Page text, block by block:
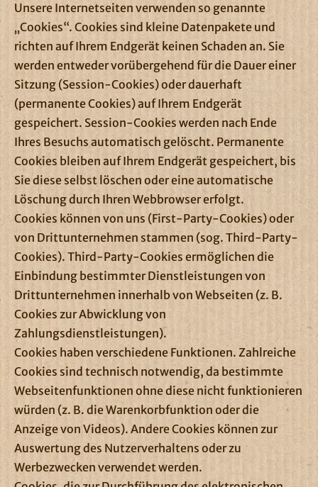
Unsere Internetseiten verwenden so genannte
„Cookies“. Cookies sind kleine Datenpakete und
richten auf Ihrem Endgerät keinen Schaden an. Sie
werden entweder vorübergehend für die Dauer einer
Sitzung (Session-Cookies) oder dauerhaft
(permanente Cookies) auf Ihrem Endgerät
gespeichert. Session-Cookies werden nach Ende
Ihres Besuchs automatisch gelöscht. Permanente
Cookies bleiben auf Ihrem Endgerät gespeichert, bis
Sie diese selbst löschen oder eine automatische
Löschung durch Ihren Webbrowser erfolgt.
Cookies können von uns (First-Party-Cookies) oder
von Drittunternehmen stammen (sog. Third-Party-
Cookies). Third-Party-Cookies ermöglichen die
Einbindung bestimmter Dienstleistungen von
Drittunternehmen innerhalb von Webseiten (z. B.
Cookies zur Abwicklung von
Zahlungsdienstleistungen).
Cookies haben verschiedene Funktionen. Zahlreiche
Cookies sind technisch notwendig, da bestimmte
Webseitenfunktionen ohne diese nicht funktionieren
würden (z. B. die Warenkorbfunktion oder die
Anzeige von Videos). Andere Cookies können zur
Auswertung des Nutzerverhaltens oder zu
Werbezwecken verwendet werden.